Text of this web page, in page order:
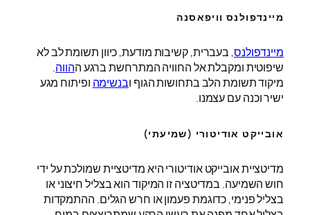
מיינדפולנס וויפאסנה
מיינדפולנס, בעברית, קשיבות מודעת, כיוון תשומת לב לא
שיפוטית ומקבלת אל החוויה המתרחשת ברגע ההווה.
מיקוד תשומת הלב בתחושות הגוף ובנשימה ופיתוח מגע
ישיר וכנה עם עצמנו.
אובייקט אודיטורי (שמיעתי)
מדיטציית אובייקט אודיטורי היא מדיטציית שמולכת על ידי
חוש השמיעה. במדיטציה זו המיקוד הוא בצליל חיצוני או
בצליל פנימי, כדוגמת פעמון או חרש הגלים. ההתמקדות